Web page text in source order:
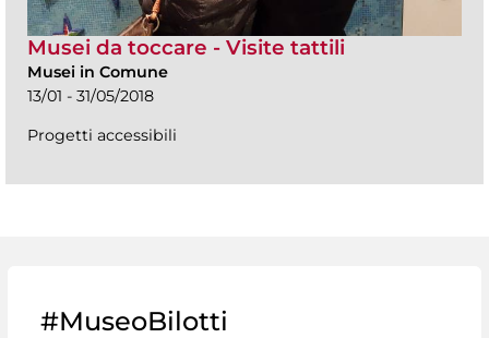
Musei da toccare - Visite tattili
Musei in Comune
13/01 - 31/05/2018
Progetti accessibili
#MuseoBilotti